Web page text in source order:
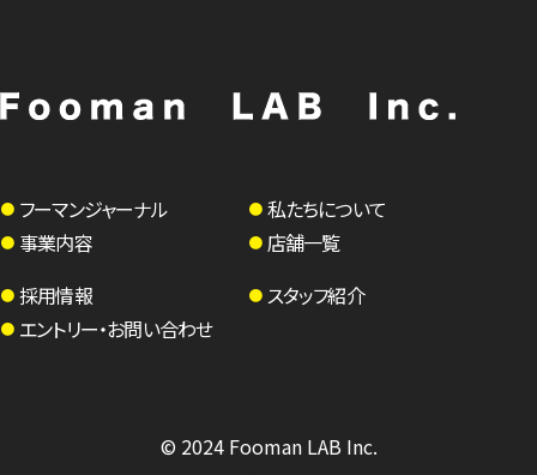
フーマンジャーナル
私たちについて
事業内容
店舗一覧
採用情報
スタッフ紹介
エントリー・お問い合わせ
© 2024 Fooman LAB Inc.